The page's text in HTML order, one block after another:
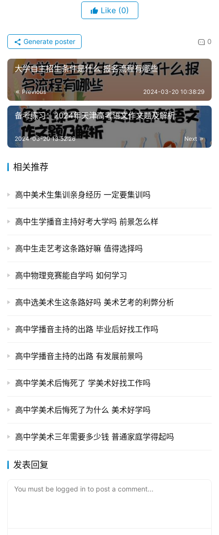
Like (0)
0
Generate poster
大学自主招生条件是什么 报名流程有哪些
Previous 2024-03-20 10:38:29
备考练习：2024年天津高考语文作文题及解析
Next
2024-03-20 13:52:26
相关推荐
高中美术生集训亲身经历 一定要集训吗
高中生学播音主持好考大学吗 前景怎么样
高中生走艺考这条路好嘛 值得选择吗
高中物理竞赛能自学吗 如何学习
高中选美术生这条路好吗 美术艺考的利弊分析
高中学播音主持的出路 毕业后好找工作吗
高中学播音主持的出路 有发展前景吗
高中学美术后悔死了 学美术好找工作吗
高中学美术后悔死了为什么 美术好学吗
高中学美术三年需要多少钱 普通家庭学得起吗
发表回复
You must be logged in to post a comment...